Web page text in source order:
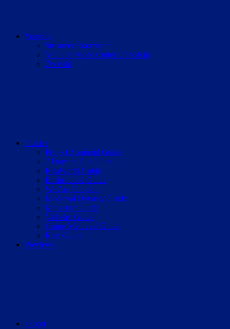
Youtube
Streamer Roomtour
Youtube Video Cutter Übersicht
7vsWild
Guides
Project Zomboid Guide
7 Days to Die Guide
RimWorld Guide
Enshrouded Guide
We Are Football
Medieval Dynasty Guide
Minecraft Guide
Valheim Guide
Going Medieval Guide
Rust Guide
Previews
eSport